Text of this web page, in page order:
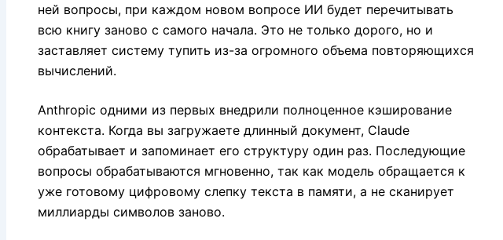
ней вопросы, при каждом новом вопросе ИИ будет перечитывать
всю книгу заново с самого начала. Это не только дорого, но и
заставляет систему тупить из-за огромного объема повторяющихся
вычислений.
Anthropic одними из первых внедрили полноценное кэширование
контекста. Когда вы загружаете длинный документ, Claude
обрабатывает и запоминает его структуру один раз. Последующие
вопросы обрабатываются мгновенно, так как модель обращается к
уже готовому цифровому слепку текста в памяти, а не сканирует
миллиарды символов заново.